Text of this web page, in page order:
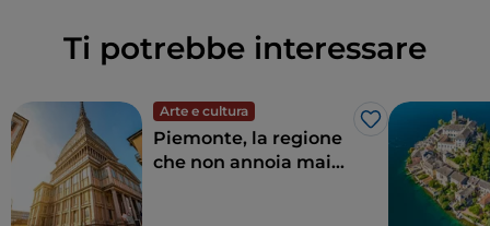
Ti potrebbe interessare
Arte e cultura
Like
Piemonte, la regione
che non annoia mai